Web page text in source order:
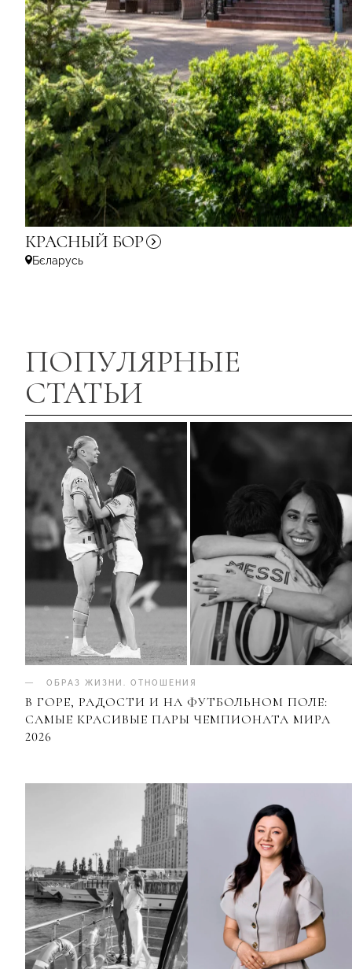
КРАСНЫЙ БОР
Бєларусь
ПОПУЛЯРНЫЕ
СТАТЬИ
ОБРАЗ ЖИЗНИ ОТНОШЕНИЯ
В ГОРЕ, РАДОСТИ И НА ФУТБОЛЬНОМ ПОЛЕ:
САМЫЕ КРАСИВЫЕ ПАРЫ ЧЕМПИОНАТА МИРА
2026